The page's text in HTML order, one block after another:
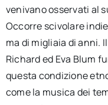
venivano osservati al
Occorre scivolare
ma di migliaia di anni.
Richard ed Eva Blum
questa condizione
come la musica dei